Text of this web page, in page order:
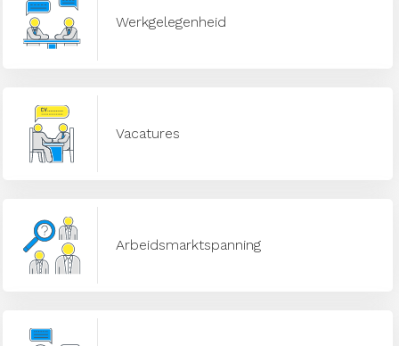
Werkgelegenheid
Vacatures
Arbeidsmarktspanning